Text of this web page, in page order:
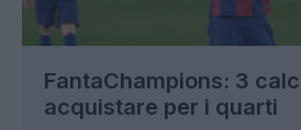
FantaChampions: 3
acquistare per i quarti